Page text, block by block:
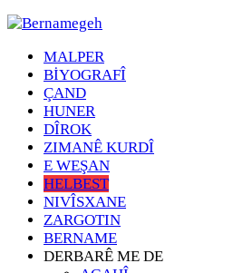
MALPER
BİYOGRAFÎ
ÇAND
HUNER
DÎROK
ZIMANÊ KURDÎ
E WEŞAN
HELBEST
NIVÎSXANE
ZARGOTIN
BERNAME
DERBARÊ ME DE